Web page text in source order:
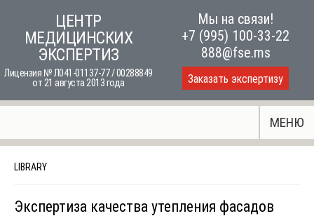
content
ЦЕНТР
МЕДИЦИНСКИХ
ЭКСПЕРТИЗ
Лицензия № Л041-01137-77 / 00288849
от 21 августа 2013 года
Мы на связи!
+7 (995) 100-33-22
888@fse.ms
Заказать экспертизу
МЕНЮ
LIBRARY
Экспертиза качества утепления фасадов